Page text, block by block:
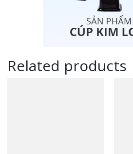
Related products